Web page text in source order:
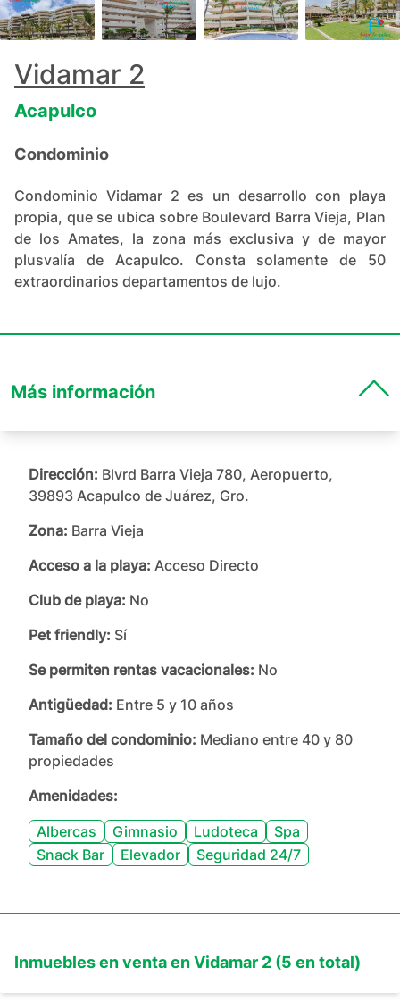
Vidamar 2
Acapulco
Condominio
Condominio Vidamar 2 es un desarrollo con playa
propia, que se ubica sobre Boulevard Barra Vieja, Plan
de los Amates, la zona más exclusiva y de mayor
plusvalía de Acapulco. Consta solamente de 50
extraordinarios departamentos de lujo.
Más información
Dirección: Blvrd Barra Vieja 780, Aeropuerto,
39893 Acapulco de Juárez, Gro.
Zona: Barra Vieja
Acceso a la playa: Acceso Directo
Club de playa: No
Pet friendly: Sí
Se permiten rentas vacacionales: No
Antigüedad: Entre 5 y 10 años
Tamaño del condominio: Mediano entre 40 y 80
propiedades
Amenidades:
Albercas
Gimnasio Ludoteca
Spa
Snack Bar
Elevador Seguridad 24/7
Inmuebles enventaenVidamar 2 (5 en total)